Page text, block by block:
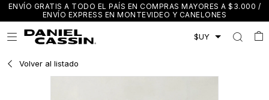
ENVÍO GRATIS A TODO EL PAÍS EN COMPRAS MAYORES A $3.000 /
ENVÍO EXPRESS EN MONTEVIDEO Y CANELONES

Volver al listado